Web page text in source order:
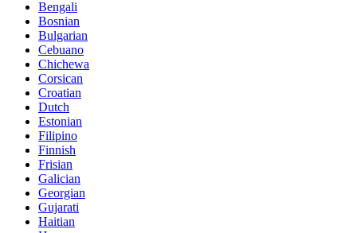
Bengali
Bosnian
Bulgarian
Cebuano
Chichewa
Corsican
Croatian
Dutch
Estonian
Filipino
Finnish
Frisian
Galician
Georgian
Gujarati
Haitian